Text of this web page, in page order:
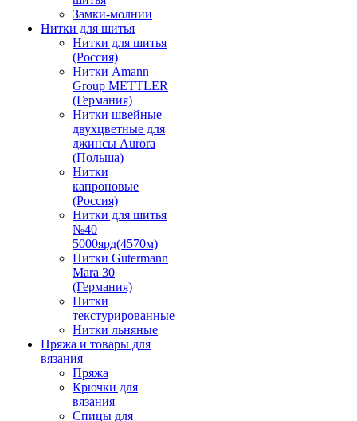
Замки-молнии
Нитки для шитья
Нитки для шитья
(Россия)
Нитки Amann
Group METTLER
(Германия)
Нитки швейные
двухцветные для
джинсы Aurora
(Польша)
Нитки
капроновые
(Россия)
Нитки для шитья
№40
5000ярд(4570м)
Нитки Gutermann
Mara 30
(Германия)
Нитки
текстурированные
Нитки льняные
Пряжа и товары для
вязания
Пряжа
Крючки для
вязания
Спицы для